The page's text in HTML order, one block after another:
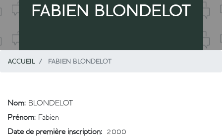
FABIEN BLONDELOT
ACCUEIL FABIEN BLONDELOT
Nom: BLONDELOT
Prénom: Fabien
Date de première inscription: 2000